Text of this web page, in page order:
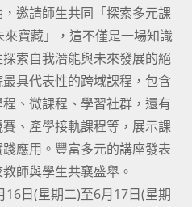
，邀請師生共同「探索多元課
寶藏」，這不僅是一場知識
索自我潛能與未來發展的絕
具代表性的跨域課程，包含
、微課程、學習社群，還有
、產學接軌課程等，展示課
應用。豐富多元的講座發表
師與學生共襄盛舉。
日(星期二)至6月17日(星期